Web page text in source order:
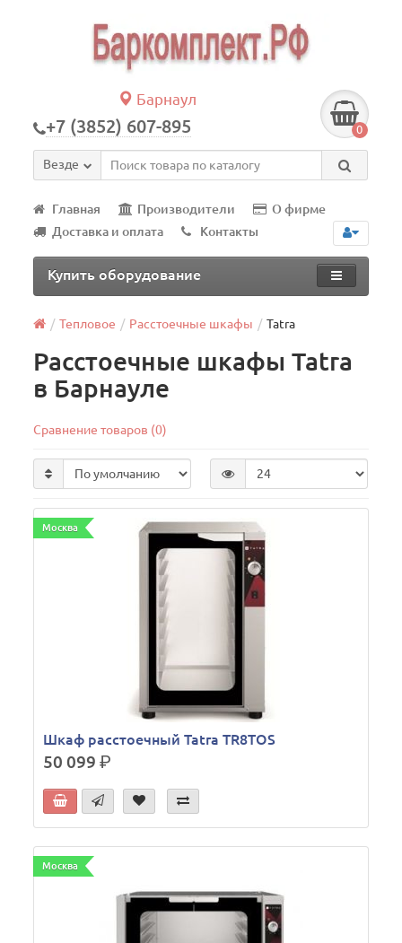
Барнаул
+7 (3852) 607-895 0
Везде
Главная Производители
О фирме
Доставка и оплата
Контакты
Купить оборудование
Тепловое Расстоечные шкафы Tatra
Расстоечные шкафы Tatra
в Барнауле
Сравнение товаров (0)
Москва
Шкаф расстоечный Tatra TR8TOS
50 099р.
Москва